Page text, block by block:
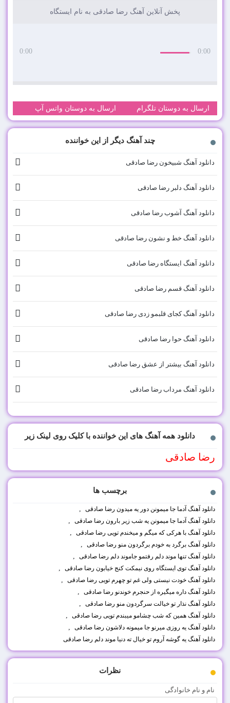
جزییات)
پخش آنلاین آهنگ رضا صادقی به نام ایستگاه
0:00
0:00
ارسال به دوستان تلگرام ارسال به دوستان واتس آپ
چند آهنگ دیگر از این خواننده
دانلود آهنگ شبیخون رضا صادقی
دانلود آهنگ دلبر رضا صادقی
دانلود آهنگ آشوب رضا صادقی
دانلود آهنگ خط و نشون رضا صادقی
دانلود آهنگ ایستگاه رضا صادقی
دانلود آهنگ قسم رضا صادقی
دانلود آهنگ کجای قلبمو زدی رضا صادقی
دانلود آهنگ حوا رضا صادقی
دانلود آهنگ بیشتر از عشق رضا صادقی
دانلود آهنگ مرداب رضا صادقی
دانلود همه آهنگ های این خواننده با کلیک روی لینک زیر
رضا صادقی
برچسب ها
دانلود آهنگ آدﻣﺎ ﺟﺎ ﻣﻴﻤﻮﻧﻦ دور ﻳﻪ ﻣﻴﺪون رضا صادقی
دانلود آهنگ آدﻣﺎ ﺟﺎ ﻣﻴﻤﻮﻧﻦ ﻳﻪ ﺷﺐ زﻳﺮ ﺑﺎرون رضا صادقی
دانلود آهنگ ﺑﺎ ﻫﺮﻛﻰ ﻛﻪ ﻣﻴﮕﻢ و ﻣﻴﺨﻨﺪم ﺗﻮﻳﻰ رضا صادقی
دانلود آهنگ ﺑﺮﮔﺮد ﺑﻪ ﺧﻮدم ﺑﺮﮔﺮدون ﻣﻨﻮ رضا صادقی
دانلود آهنگ ﺗﻨﻬﺎ ﻣﻮﻧﺪ دﻟﻢ رﻓﺘﻤﻮ ﺟﺎﻣﻮﻧﺪ دﻟﻢ رضا صادقی
دانلود آهنگ ﺗﻮی اﻳﺴﺘﮕﺎه روی ﻧﻴﻤﻜﺖ ﻛﻨﺞ ﺧﻴﺎﺑﻮن رضا صادقی
دانلود آهنگ ﺧﻮدت ﻧﻴﺴﺘﻰ وﻟﻰ ﻏﻢ ﺗﻮ ﭼﻬﺮم ﺗﻮﻳﻰ رضا صادقی
دانلود آهنگ داره ﻣﻴﮕﻴﺮه از ﺣﻨﺠﺮم ﺧﻮﻧﺪﻧﻮ رضا صادقی
دانلود آهنگ ﻧﺬار ﺗﻮ ﺧﻴﺎﻟﺖ ﺳﺮﮔﺮدون ﻣﻨﻮ رضا صادقی
دانلود آهنگ ﻫﻤﻴﻦ ﻛﻪ ﺷﺐ ﭼﺸﺎﻣﻮ ﻣﻴﺒﻨﺪم ﺗﻮﻳﻰ رضا صادقی
دانلود آهنگ ﻳﻪ روزی ﻣﻴﺮﻧﻮ ﺟﺎ ﻣﻴﻤﻮﻧﻪ دﻟﺎﺷﻮن رضا صادقی
دانلود آهنگ ﻳﻪ ﮔﻮﺷﻪ آروم ﺗﻮ ﺧﻴﺎل ﺗﻪ دﻧﻴﺎ ﻣﻮﻧﺪ دﻟﻢ رضا صادقی
نظرات
نام و نام خانوادگی